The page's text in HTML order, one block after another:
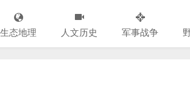
生态地理 人文历史 军事战争